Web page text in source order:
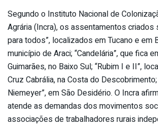
Segundo o Instituto Nacional de
Agrária (Incra), os assentamentos criados
para todos”, localizados em Tucano e em
município de Araci; “Candelária”, que fica
Guimarães, no Baixo Sul; “Rubim I e II”,
Cruz Cabrália, na Costa do
Niemeyer”, em São Desidério. O Incra
atende as demandas dos movimentos
associações de trabalhadores rurais